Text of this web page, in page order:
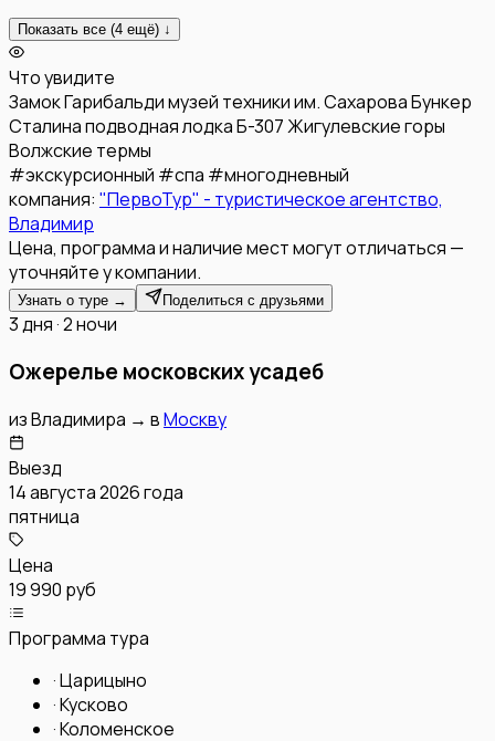
Показать все (4 ещё) ↓
Что увидите
Замок Гарибальдимузей техники им. СахароваБункер
Сталинаподводная лодка Б-307Жигулевские горы
Волжские термы
#экскурсионный #спа #многодневный
компания: "ПервоТур" - туристическое агентство,
Владимир
Цена, программа и наличие мест могут отличаться —
уточняйте у компании.
Узнать о туре → Поделиться с друзьями
3 дня · 2 ночи
Ожерелье московских усадеб
изВладимира → вМоскву
Выезд
14 августа 2026 года
пятница
Цена
19 990 руб
Программа тура
·Царицыно
·Кусково
·Коломенское